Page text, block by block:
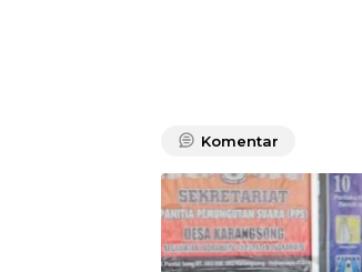
Komentar